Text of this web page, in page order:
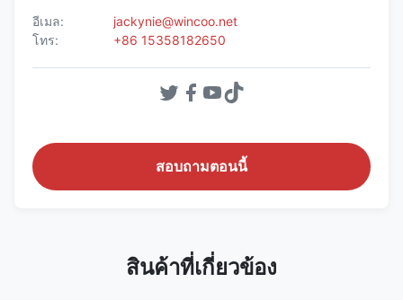
อีเมล:
jackynie@wincoo.net
โทร:
+86 15358182650
สอบถามตอนนี้
สินค้าที่เกี่ยวข้อง